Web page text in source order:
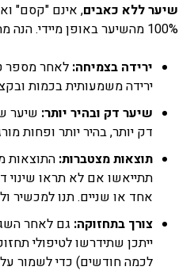
שיער ללא כאבים, אינם "קסם"
100% מהשיער באופן מיידי. הנה מה שאתם יכולים לצפות לו:
ירידה בצמיחה: לאחר מספר
ירידה משמעותית בכמות
שיער דק ובהיר יותר: שיער
דק יותר, בהיר יותר ופחות
תוצאות מצטברות: התוצאות
תתייאשו אם לא תראו שינוי
אחד או שניים. תנו למכשיר
צורך בתחזוקה: גם לאחר
ייתכן שתידרשו לטיפולי
לכמה חודשים) כדי לשמור